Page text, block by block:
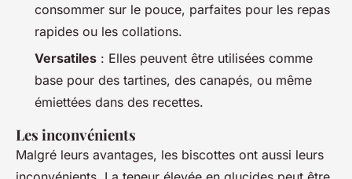
consommer sur le pouce, parfaites pour les repas
rapides ou les collations.
Versatiles : Elles peuvent être utilisées comme
base pour des tartines, des canapés, ou même
émiettées dans des recettes.
Les inconvénients
Malgré leurs avantages, les biscottes ont aussi leurs